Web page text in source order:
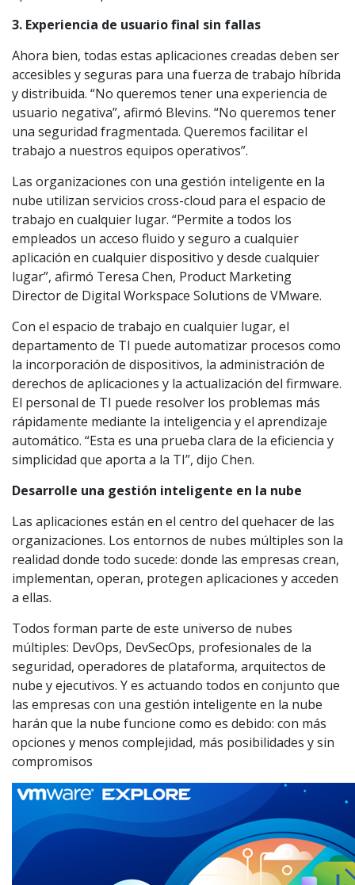
3. Experiencia de usuario final sin fallas
Ahora bien, todas estas aplicaciones creadas deben ser
accesibles y seguras para una fuerza de trabajo híbrida
y distribuida. “No queremos tener una experiencia de
usuario negativa”, afirmó Blevins. “No queremos tener
una seguridad fragmentada. Queremos facilitar el
trabajo a nuestros equipos operativos”.
Las organizaciones con una gestión inteligente en la
nube utilizan servicios cross-cloud para el espacio de
trabajo en cualquier lugar. “Permite a todos los
empleados un acceso fluido y seguro a cualquier
aplicación en cualquier dispositivo y desde cualquier
lugar”, afirmó Teresa Chen, Product Marketing
Director de Digital Workspace Solutions de VMware.
Con el espacio de trabajo en cualquier lugar, el
departamento de TI puede automatizar procesos como
la incorporación de dispositivos, la administración de
derechos de aplicaciones y la actualización del firmware.
El personal de TI puede resolver los problemas más
rápidamente mediante la inteligencia y el aprendizaje
automático. “Esta es una prueba clara de la eficiencia y
simplicidad que aporta a la TI”, dijo Chen.
Desarrolle una gestión inteligente en la nube
Las aplicaciones están en el centro del quehacer de las
organizaciones. Los entornos de nubes múltiples son la
realidad donde todo sucede: donde las empresas crean,
implementan, operan, protegen aplicaciones y acceden
a ellas.
Todos forman parte de este universo de nubes
múltiples: DevOps, DevSecOps, profesionales de la
seguridad, operadores de plataforma, arquitectos de
nube y ejecutivos. Y es actuando todos en conjunto que
las empresas con una gestión inteligente en la nube
harán que la nube funcione como es debido: con más
opciones y menos complejidad, más posibilidades y sin
compromisos